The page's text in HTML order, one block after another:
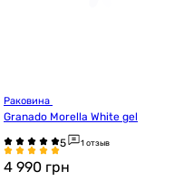
Granado Morella White gel
1 отзыв
4 990 грн